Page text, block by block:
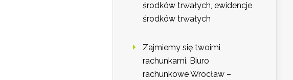
środków trwałych, ewidencje
środków trwałych
Zajmiemy się twoimi
rachunkami. Biuro
rachunkowe Wrocław –